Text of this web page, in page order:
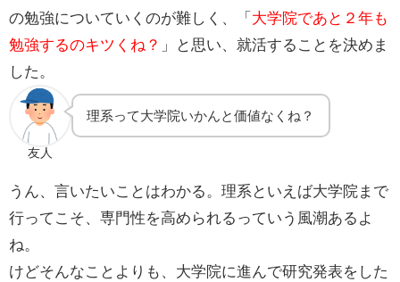
の勉強についていくのが難しく、「 大学院であと２年も
勉強するのキツくね？ 」と思い、就活することを決めま
した。
友人
理系って大学院いかんと価値なくね？
うん、言いたいことはわかる。理系といえば大学院まで
行ってこそ、専門性を高められるっていう風潮あるよ
ね。
けどそんなことよりも、大学院に進んで研究発表をした